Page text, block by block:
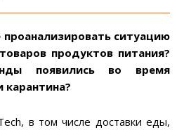
ситуацию
продуктов питания?
появились во время
карантина?
в том числе доставки еды,